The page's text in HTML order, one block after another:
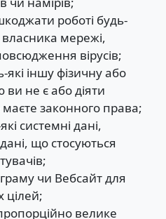
роботі будь-
мережі,
вірусів;
іншу фізичну або
не є або діяти
маєте законного права;
системні дані,
що стосуються
чи Вебсайт для
цілей;
велике